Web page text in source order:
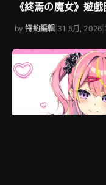
《終焉の魔女》遊
by特約編輯 31 5月, 2026 |